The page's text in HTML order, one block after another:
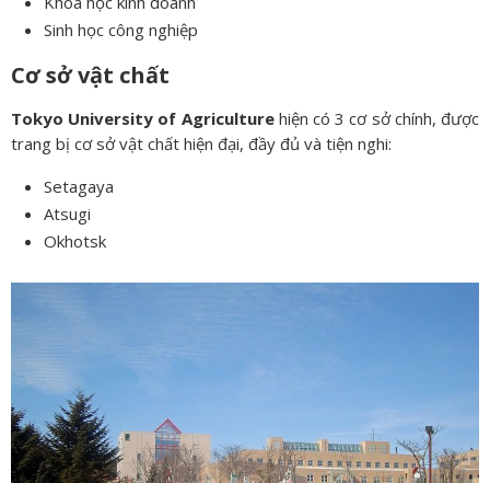
Sinh học công nghiệp
Cơ sở vật chất
Tokyo University of Agriculturehiện có 3 cơ sở chính, được
trang bị cơ sở vật chất hiện đại, đầy đủ và tiện nghi:
Setagaya
Atsugi
Okhotsk